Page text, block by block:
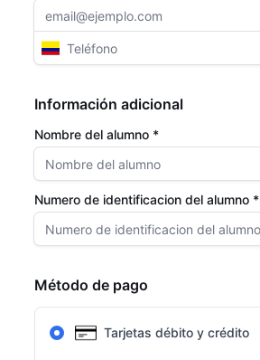
Información adicional
Nombre del alumno *
Numero de identificacion del alumno *
Método de pago
Tarjetas débito y crédito